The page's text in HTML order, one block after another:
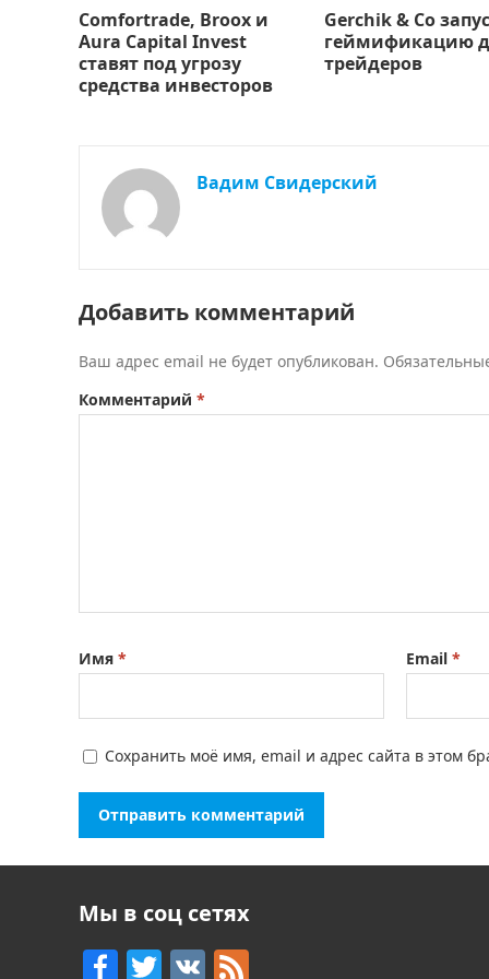
Comfortrade, Broox и
Aura Capital Invest
ставят под угрозу
средства инвесторов
Gerchik & Co
геймификацию
трейдеров
Вадим Свидерский
Добавить комментарий
Ваш адрес email не будет опубликован.
Комментарий *
Имя * Email *
Сохранить моё имя, email и адрес сайта в этом
Мы в соц сетях
F T V